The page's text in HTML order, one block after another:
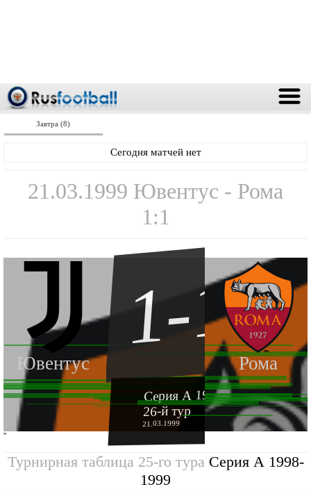
Завтра (8)
Сегодня матчей нет
21.03.1999 Ювентус - Рома
1:1
Ювентус Рома
1-1
Серия А 1998-1999
26-й тур
21.03.1999
''
Турнирная таблица 25-го тура Серия А 1998-
1999